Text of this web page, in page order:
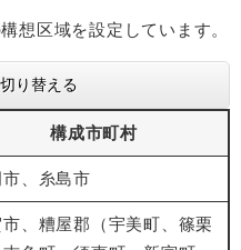
想区域を設定しています。
り替える
構成市町村
、糸島市
、糟屋郡（宇美町、篠栗